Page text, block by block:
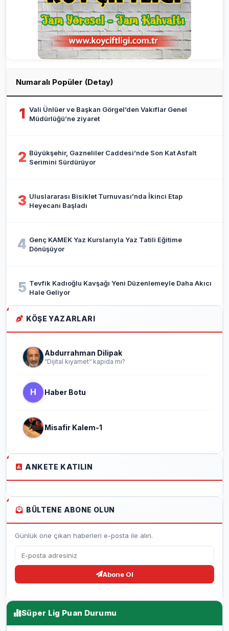
Numaralı Popüler (Detay)
1 Vali Ünlüer ve Başkan Görgel’den Vakıflar Genel
Müdürlüğü’ne ziyaret
2 Büyükşehir, Gazneliler Caddesi’nde Son Kat Asfalt
Serimini Sürdürüyor
3 Uluslararası Bisiklet Turnuvası’nda İkinci Etap
Heyecanı Başladı
4 Genç KAMEK Yaz Kurslarıyla Yaz Tatili Eğitime
Dönüşüyor
5 Tevfik Kadıoğlu Kavşağı Yeni Düzenlemeyle Daha Akıcı
Hale Geliyor
KÖŞE YAZARLARI
Abdurrahman Dilipak
“Dijital kıyamet“ kapıda mı?
H Haber Botu
Misafir Kalem-1
ANKETE KATILIN
BÜLTENE ABONE OLUN
Günlük öne çıkan haberleri e-posta ile alın.
Abone Ol
Süper Lig Puan Durumu